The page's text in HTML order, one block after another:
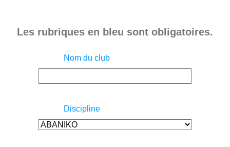
Les rubriques en bleu sont obligatoires.
Nom du club
Discipline